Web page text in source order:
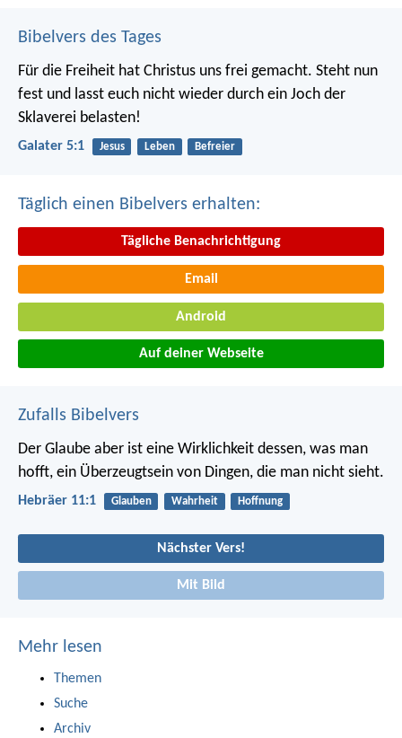
Bibelvers des Tages
Für die Freiheit hat Christus uns frei gemacht. Steht nun
fest und lasst euch nicht wieder durch ein Joch der
Sklaverei belasten!
Galater 5:1 Jesus Leben Befreier
Täglich einen Bibelvers erhalten:
Tägliche Benachrichtigung
Email
Android
Auf deiner Webseite
Zufalls Bibelvers
Der Glaube aber ist eine Wirklichkeit dessen, was man
hofft, ein Überzeugtsein von Dingen, die man nicht sieht.
Hebräer 11:1 Glauben Wahrheit Hoffnung
Nächster Vers!
Mit Bild
Mehr lesen
Themen
Suche
Archiv